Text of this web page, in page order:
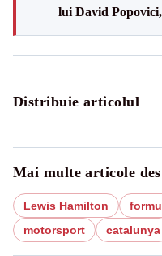
lui David
Distribuie articolul
Mai multe articole
Lewis Hamilton
motorsport
catalunya